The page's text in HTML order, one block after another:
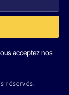
acceptez nos
réservés.